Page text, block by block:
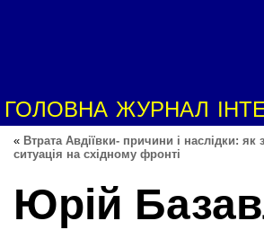
ГОЛОВНА ЖУРНАЛ
« Втрата Авдіївки- причини і наслідки: як
ситуація на східному фронті
Юрій